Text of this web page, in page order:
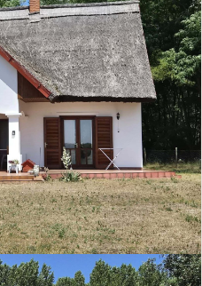
Cocina abierta
Ducha
Baño con ventana
Aseo de invitados
Piscina
Aire acondicionado